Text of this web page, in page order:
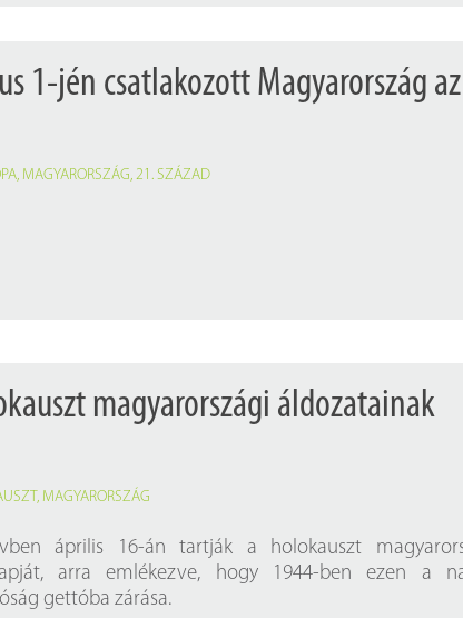
1-jén csatlakozott Magyarország az
, MAGYARORSZÁG,21. SZÁZAD
magyarországi áldozatainak
, MAGYARORSZÁG
április 16-án tartják a holokauszt
arra emlékezve, hogy 1944-ben ezen a
gettóba zárása.